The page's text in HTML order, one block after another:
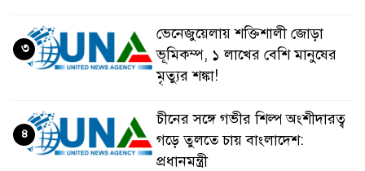
ভেনেজুয়েলায় শক্তিশালী জোড়া
ভূমিকম্প, ১ লাখের বেশি মানুষের
মৃত্যুর শঙ্কা!
৩
চীনের সঙ্গে গভীর শিল্প অংশীদারত্ব
গড়ে তুলতে চায় বাংলাদেশ:
প্রধানমন্ত্রী
৪